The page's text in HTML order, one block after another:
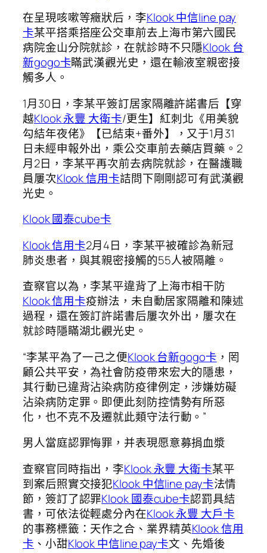
在呈現咳嗽等癥狀后，李Klook 中信line pay
卡某平搭乘搭座公交車前去上海市第六國民
病院金山分院就診，在就診時不只隱Klook 台
新gogo卡瞞武漢觀光史，還在輸液室親密接
觸多人。
1月30日，李某平簽訂居家隔離許諾書后【穿
越Klook 永豐 大衛卡/更生】紅刺北《用美貌
勾結年夜佬》【已結束+番外】，又于1月31
日未經申報外出，乘公交車前去藥店買藥。2
月2日，李某平再次前去病院就診，在醫護職
員屢次Klook 信用卡詰問下剛剛認可有武漢觀
光史。
Klook 國泰cube卡
Klook 信用卡2月4日，李某平被確診為新冠
肺炎患者，與其親密接觸的55人被隔離。
查察官以為，李某平違背了上海市相干防
Klook 信用卡疫辦法，未自動居家隔離和陳述
過程，還在簽訂許諾書后屢次外出，屢次在
就診時隱瞞湖北觀光史。
“李某平為了一己之便Klook 台新gogo卡 ，罔
顧公共平安，為社會防疫帶來宏大的隱患，
其行動已違背沾染病防疫律例定，涉嫌妨礙
沾染病防定罪。即便此刻防控情勢有所惡
化，也不克不及遷就此類守法行動。”
男人當庭認罪悔罪，并表現愿意募捐血漿
查察官同時指出，李Klook 永豐 大衛卡某平
到案后照實交接犯Klook 中信line pay卡法情
節，簽訂了認罪Klook 國泰cube卡認罰具結
書，可依法從輕處分內在Klook 永豐 大戶卡
的事務標籤：天作之合、業界精英Klook 信用
卡 、小甜Klook 中信line pay卡文、先婚後